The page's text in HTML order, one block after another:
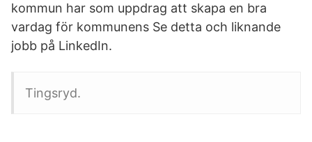
kommun har som uppdrag att skapa en bra
vardag för kommunens Se detta och liknande
jobb på LinkedIn.
Tingsryd.